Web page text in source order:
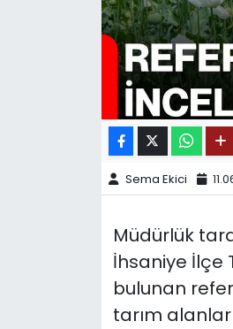
Sema Ekici
Müdürlük
İhsaniye İlçe
bulunan
tarım